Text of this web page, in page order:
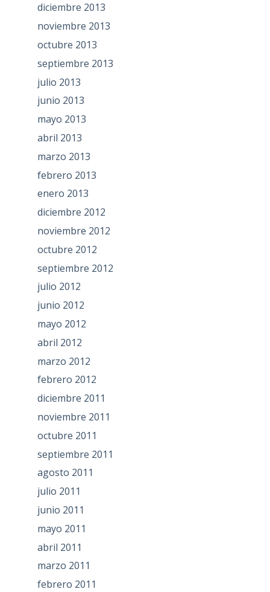
diciembre 2013
noviembre 2013
octubre 2013
septiembre 2013
julio 2013
junio 2013
mayo 2013
abril 2013
marzo 2013
febrero 2013
enero 2013
diciembre 2012
noviembre 2012
octubre 2012
septiembre 2012
julio 2012
junio 2012
mayo 2012
abril 2012
marzo 2012
febrero 2012
diciembre 2011
noviembre 2011
octubre 2011
septiembre 2011
agosto 2011
julio 2011
junio 2011
mayo 2011
abril 2011
marzo 2011
febrero 2011